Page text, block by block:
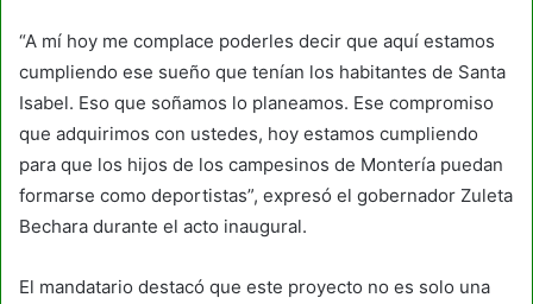
“A mí hoy me complace poderles decir que aquí estamos
cumpliendo ese sueño que tenían los habitantes de Santa
Isabel. Eso que soñamos lo planeamos. Ese compromiso
que adquirimos con ustedes, hoy estamos cumpliendo
para que los hijos de los campesinos de Montería puedan
formarse como deportistas”, expresó el gobernador Zuleta
Bechara durante el acto inaugural.
El mandatario destacó que este proyecto no es solo una